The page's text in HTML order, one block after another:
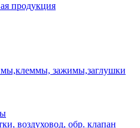
продукция
зажимы,заглушки
воздуховод, обр. клапан